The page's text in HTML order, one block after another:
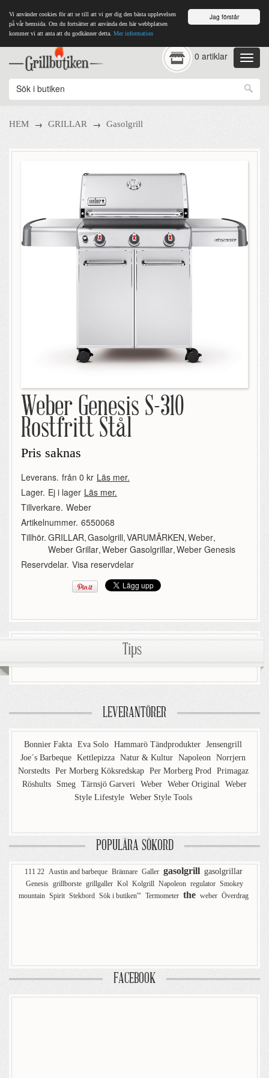
Jag förstår
Vi använder cookies för att se till att vi ger dig den bästa upplevelsen
på vår hemsida. Om du fortsätter att använda den här webbplatsen
kommer vi att anta att du godkänner detta. Mer information
0 artiklar
HEM → GRILLAR → Gasolgrill
Weber Genesis S-310
Rostfritt Stål
Pris saknas
Leverans. från 0 kr Läs mer.
Lager. Ej i lager Läs mer.
Tillverkare. Weber
Artikelnummer. 6550068
Tillhör. GRILLAR,Gasolgrill,VARUMÄRKEN,Weber,
Weber Grillar,Weber Gasolgrillar,Weber Genesis
Reservdelar. Visa reservdelar
Tips
LEVERANTÖRER
Bonnier Fakta Eva Solo Hammarö Tändprodukter Jensengrill
Joe´s Barbeque Kettlepizza Natur & Kultur Napoleon Norrjern
Norstedts Per Morberg Köksredskap Per Morberg Prod Primagaz
Röshults
Smeg Tärnsjö Garveri Weber Weber Original Weber
Style Lifestyle Weber Style Tools
POPULÄRA SÖKORD
111 22 Austin and barbeque Brännare Galler gasolgrill gasolgrillar
Genesis grillborste grillgaller Kol Kolgrill Napoleon regulator Smokey
mountain Spirit Stekbord Sök i butiken'" Termometer the weber Överdrag
FACEBOOK